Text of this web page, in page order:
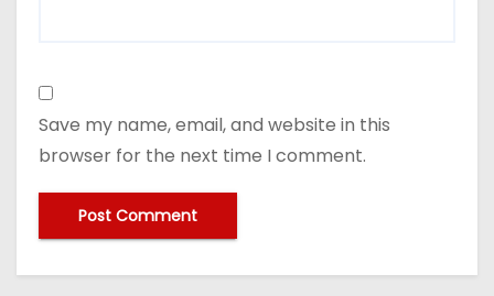
Save my name, email, and website in this
browser for the next time I comment.